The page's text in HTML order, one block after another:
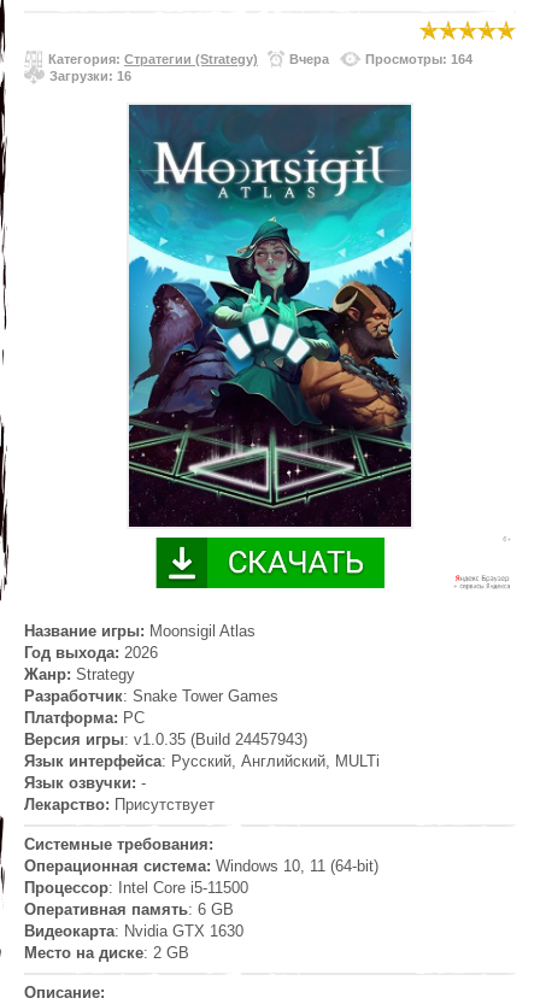
Категория: Стратегии (Strategy) Вчера
Просмотры: 164
Загрузки: 16
Название игры: Moonsigil Atlas
Год выхода: 2026
Жанр: Strategy
Разработчик: Snake Tower Games
Платформа: PC
Версия игры: v1.0.35 (Build 24457943)
Язык интерфейса: Русский, Английский, MULTi
Язык озвучки: -
Лекарство: Присутствует
Системные требования:
Операционная система: Windows 10, 11 (64-bit)
Процессор: Intel Core i5-11500
Оперативная память: 6 GB
Видеокарта: Nvidia GTX 1630
Место на диске: 2 GB
Описание: